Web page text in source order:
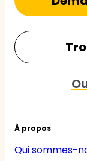
À propos
Qui sommes-